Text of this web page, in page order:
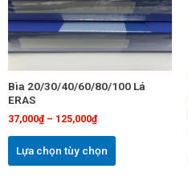
Bìa 20/30/40/60/80/100 Lá
ERAS
37,000₫– 125,000₫
Lựa chọn tùy chọn
biến
thể.
Các
chọn
được
trên